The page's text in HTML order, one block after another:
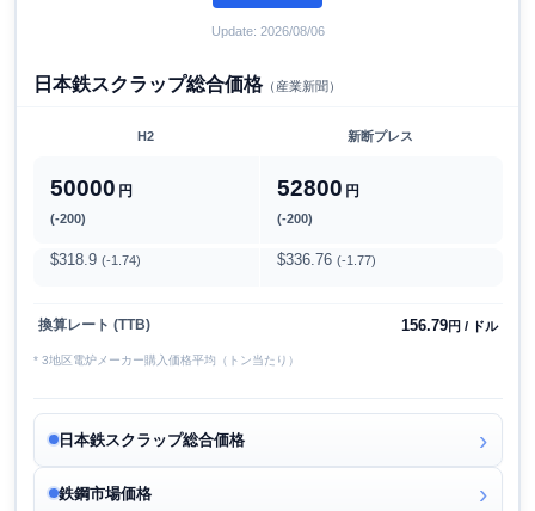
Update: 2026/08/06
日本鉄スクラップ総合価格（産業新聞）
H2 新断プレス
50000 円
(-200)
52800 円
(-200)
$318.9 (-1.74) $336.76 (-1.77)
換算レート (TTB) 156.79円 / ドル
* 3地区電炉メーカー購入価格平均（トン当たり）
日本鉄スクラップ総合価格
鉄鋼市場価格